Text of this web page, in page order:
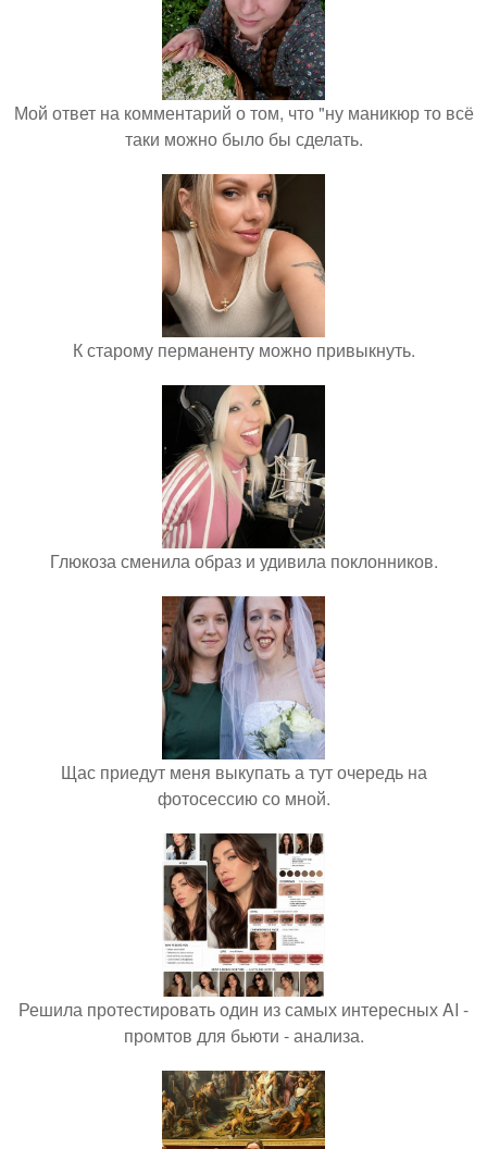
Мой ответ на комментарий о том, что "ну маникюр то всё
таки можно было бы сделать.
К старому перманенту можно привыкнуть.
Глюкоза сменила образ и удивила поклонников.
Щас приедут меня выкупать а тут очередь на
фотосессию со мной.
Решила протестировать один из самых интересных AI -
промтов для бьюти - анализа.